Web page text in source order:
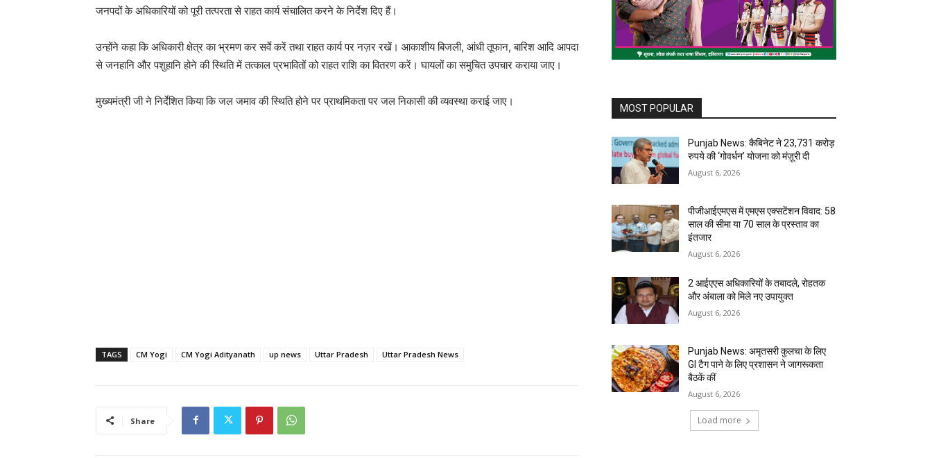
जनपदों के अधिकारियों को पूरी तत्परता से राहत कार्य संचालित करने के निर्देश दिए हैं।
उन्होंने कहा कि अधिकारी क्षेत्र का भ्रमण कर सर्वे करें तथा राहत कार्य पर नज़र रखें। आकाशीय बिजली, आंधी तूफान, बारिश आदि आपदा
से जनहानि और पशुहानि होने की स्थिति में तत्काल प्रभावितों को राहत राशि का वितरण करें। घायलों का समुचित उपचार कराया जाए।
मुख्यमंत्री जी ने निर्देशित किया कि जल जमाव की स्थिति होने पर प्राथमिकता पर जल निकासी की व्यवस्था कराई जाए।
TAGS CM Yogi CM Yogi Adityanath up news Uttar Pradesh Uttar Pradesh News
Share
MOST POPULAR
Punjab News: कैबिनेट ने 23,731 करोड़
रुपये की ‘गोवर्धन’ योजना को मंज़ूरी दी
August 6, 2026
पीजीआईएमएस में एमएस एक्सटेंशन विवाद: 58
साल की सीमा या 70 साल के प्रस्ताव का
इंतजार
August 6, 2026
2 आईएएस अधिकारियों के तबादले, रोहतक
और अंबाला को मिले नए उपायुक्त
August 6, 2026
Punjab News: अमृतसरी कुलचा के लिए
GI टैग पाने के लिए प्रशासन ने जागरूकता
बैठकें कीं
August 6, 2026
Load more